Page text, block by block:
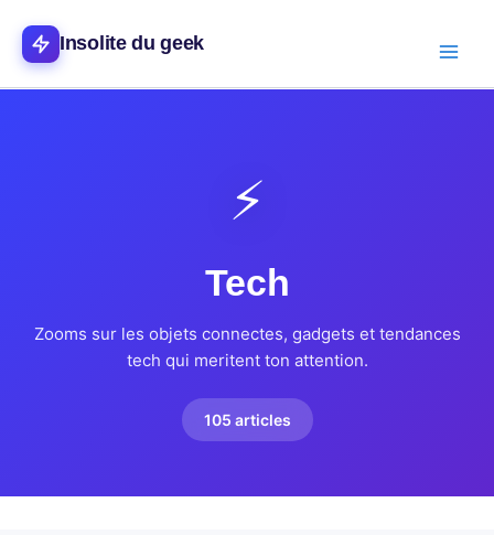
contenu
Insolite du geek
⚡
Tech
Zooms sur les objets connectes, gadgets et tendances
tech qui meritent ton attention.
105 articles